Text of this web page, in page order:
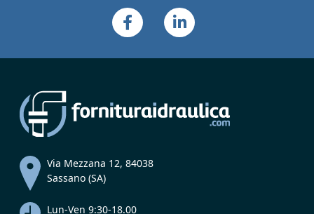
Via Mezzana 12, 84038
Sassano (SA)
Lun-Ven 9:30-18.00